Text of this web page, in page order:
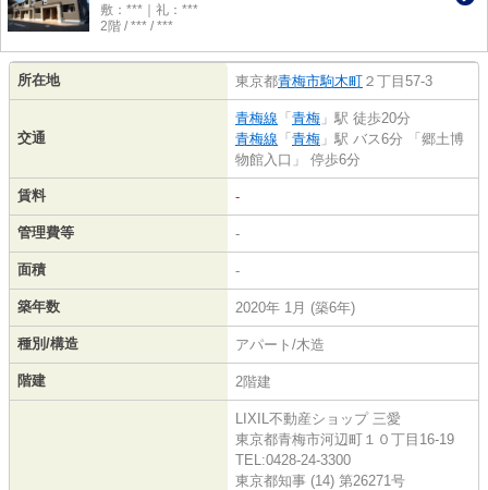
敷：***｜礼：***
2階 / *** / ***
所在地 東京都青梅市駒木町 ２丁目57-3
交通
青梅線 「青梅 」駅 徒歩20分
青梅線 「青梅 」駅 バス6分 「郷土博
物館入口」 停歩6分
賃料 -
管理費等 -
面積 -
築年数 2020年 1月 (築6年)
種別/構造 アパート/木造
階建 2階建
LIXIL不動産ショップ 三愛
東京都青梅市河辺町１０丁目16-19
TEL:0428-24-3300
東京都知事 (14) 第26271号